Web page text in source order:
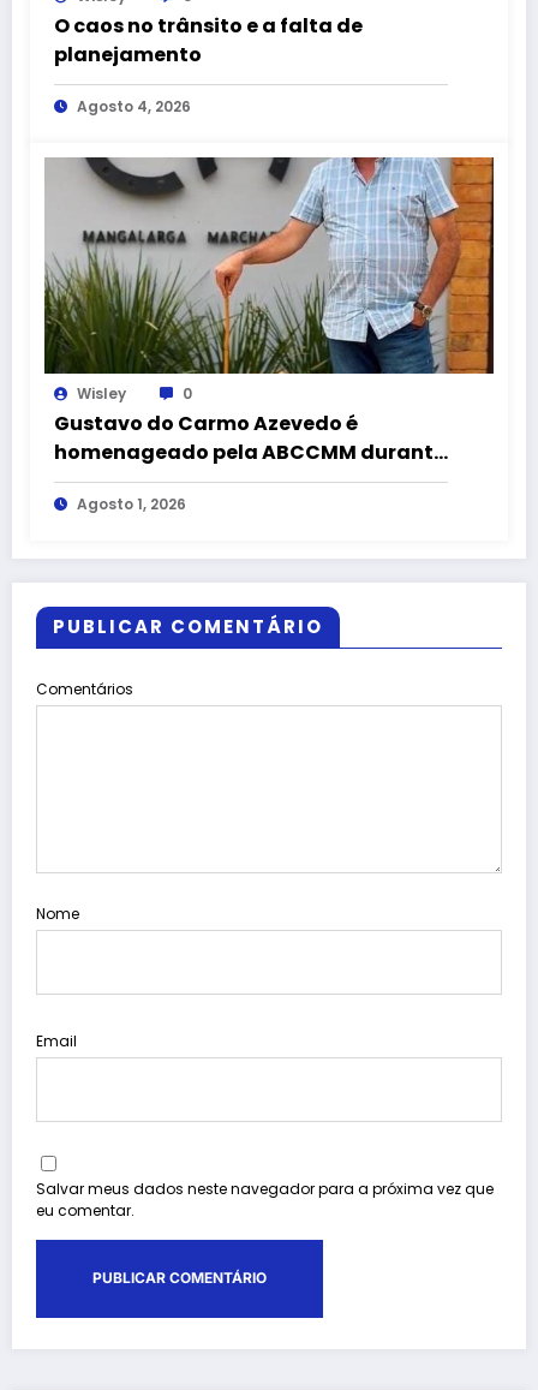
O caos no trânsito e a falta de
planejamento
Agosto 4, 2026
Wisley 0
Gustavo do Carmo Azevedo é
homenageado pela ABCCMM durante
a 43ª Exposição Nacional do
Mangalarga Marchador
Agosto 1, 2026
PUBLICAR COMENTÁRIO
Comentários
Nome
Email
Salvar meus dados neste navegador para a próxima vez que
eu comentar.